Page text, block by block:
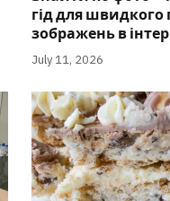
гід для
зображень в
July 11, 2026